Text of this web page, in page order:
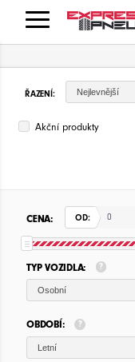
ŘAZENÍ: Nejlevnější
Akční produkty
CENA: OD:
TYP VOZIDLA:
Osobní
OBDOBÍ:
Letní